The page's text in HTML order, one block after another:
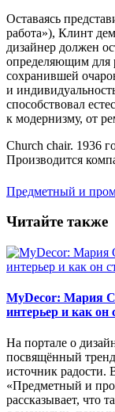
Оставаясь
работа»), Клинт
дизайнер должен
определяющим для
сохранившей
и
способствовал
к модернизму, от
Church chair. 1936
Производится
Предметный и
Читайте также
MyDecor: Мария
интерьер и как он
На портале о
посвящённый
источник радости.
«Предметный и
рассказывает, что